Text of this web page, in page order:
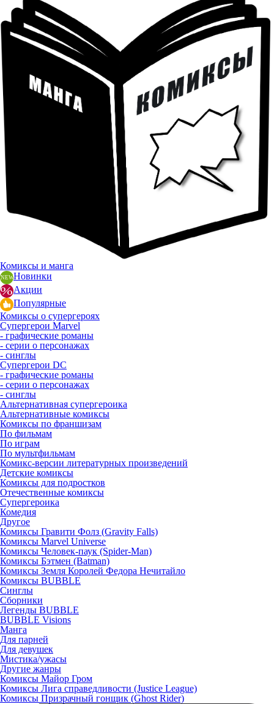
Комиксы и манга
Новинки
Акции
Популярные
Комиксы о супергероях
Супергерои Marvel
- графические романы
- серии о персонажах
- синглы
Супергерои DC
- графические романы
- серии о персонажах
- синглы
Альтернативная супергероика
Альтернативные комиксы
Комиксы по франшизам
По фильмам
По играм
По мультфильмам
Комикс-версии литературных произведений
Детские комиксы
Комиксы для подростков
Отечественные комиксы
Супергероика
Комедия
Другое
Комиксы Гравити Фолз (Gravity Falls)
Комиксы Marvel Universe
Комиксы Человек-паук (Spider-Man)
Комиксы Бэтмен (Batman)
Комиксы Земля Королей Федора Нечитайло
Комиксы BUBBLE
Синглы
Сборники
Легенды BUBBLE
BUBBLE Visions
Манга
Для парней
Для девушек
Мистика/ужасы
Другие жанры
Комиксы Майор Гром
Комиксы Лига справедливости (Justice League)
Комиксы Призрачный гонщик (Ghost Rider)